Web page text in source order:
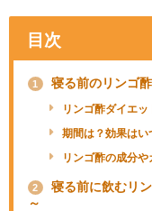
目次
1 寝る前のリンゴ
リンゴ酢ダイエッ
期間は？効果はい
リンゴ酢の成分や
2
寝る前に飲むリ
～